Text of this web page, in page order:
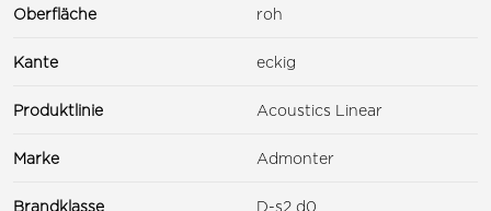
Oberfläche roh
Kante eckig
Produktlinie Acoustics Linear
Marke Admonter
Brandklasse D-s2 d0